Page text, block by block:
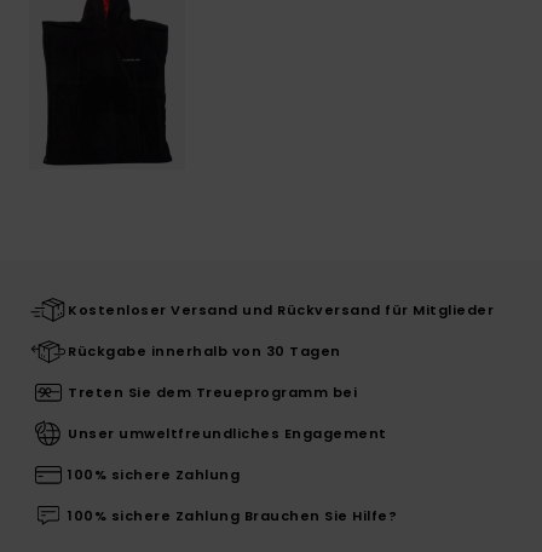
Kostenloser Versand und Rückversand für Mitglieder
Rückgabe innerhalb von 30 Tagen
Treten Sie dem Treueprogramm bei
Unser umweltfreundliches Engagement
100% sichere Zahlung
100% sichere Zahlung Brauchen Sie Hilfe?